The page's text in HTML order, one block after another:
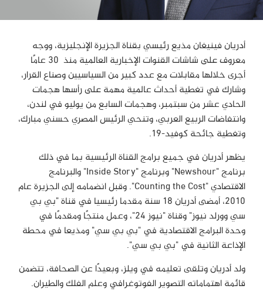
أدريان فينيغان مذيع رئيسي بقناة الجزيرة الإنجليزية، ووجه
معروف على شاشات القنوات الإخبارية العالمية منذ 30 عامًا
أجرى خلالها مقابلات مع عدد كبير من السياسيين وصناع القرار،
وشارك في تغطية أحداث عالمية مهمة على رأسها هجمات
الحادي عشر من سبتمبر، وهجمات السابع من يوليو في لندن،
وانتفاضات الربيع العربي، وتنحي الرئيس المصري حسني مبارك،
وتغطية جائحة كوفيد-19.
يظهر أدريان في جميع برامج القناة الرئيسية بما في ذلك
برنامج "Newshour" وبرنامج "Inside Story" والبرنامج
الاقتصادي "Counting the Cost". وقبل انضمامه إلى الجزيرة عام
2010، أمضى أدريان 18 سنة مقدما رئيسيا في قناة "بي بي
سي وورلد نيوز" وقناة "نيوز 24"، وعمل منتجًا ومقدمًا في
وحدة البرامج الاقتصادية في "بي بي سي" ومذيعا في محطة
الإذاعة الثانية في "بي بي سي".
ولد أدريان وتلقى تعليمه في ويلز، وبعيدًا عن الصحافة، تتضمن
قائمة اهتماماته التصوير الفوتوغرافي وعلم الفلك والطيران.